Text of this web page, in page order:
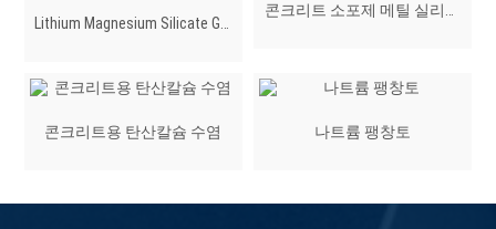
Lithium Magnesium Silicate Gel
콘크리트 소포제 메틸 실리콘
콘크리트용 탄산칼슘 수염 나트륨 팽창토